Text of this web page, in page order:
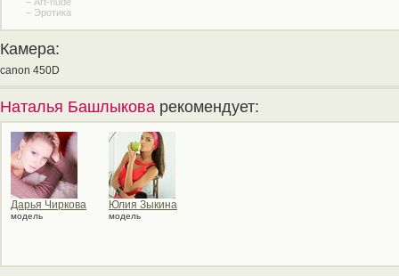
– Эротика
Камера:
canon 450D
Наталья Башлыкова рекомендует:
Дарья Чиркова
модель
Юлия Зыкина
модель